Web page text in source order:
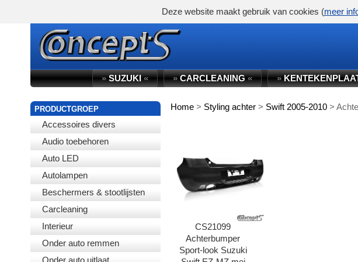
»SUZUKI« »CARCLEANING« »
PRODUCTGROEP
Accessoires divers
Audio toebehoren
Auto LED
Autolampen
Beschermers & stootlijsten
Carcleaning
Interieur
Onder auto remmen
Onder auto uitlaat
Home > Styling achter > Swift 2005-2010 >
CS21099
Achterbumper
Sport-look Suzuki
WINKELWAGEN
Deze website maakt gebruik van cookies (meer